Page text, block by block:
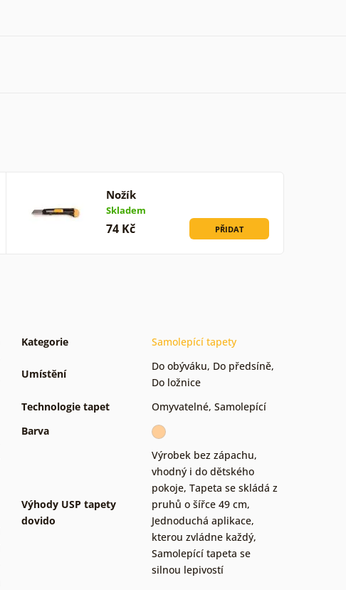
Nožík
Skladem
74 Kč PŘIDAT
Kategorie Samolepící tapety
Umístění
Do obýváku, Do předsíně,
Do ložnice
Technologie tapet
Omyvatelné, Samolepící
Barva
Výhody USP tapety
dovido
Výrobek bez zápachu,
vhodný i do dětského
pokoje, Tapeta se skládá z
pruhů o šířce 49 cm,
Jednoduchá aplikace,
kterou zvládne každý,
Samolepící tapeta se
silnou lepivostí